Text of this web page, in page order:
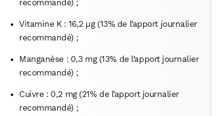
recommandé) ;
Vitamine K : 16,2 µg (13% de l’apport journalier
recommandé) ;
Manganèse : 0,3 mg (13% de l’apport journalier
recommandé) ;
Cuivre : 0,2 mg (21% de l’apport journalier
recommandé) ;